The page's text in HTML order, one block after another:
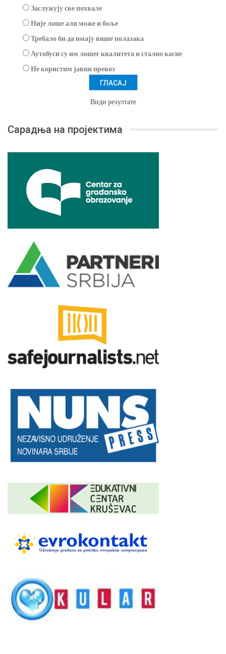
Заслужују све похвале
Није лоше али може и боље
Требало би да имају више полазака
Аутобуси су им лошег квалитета и стално касне
Не користим јавни превоз
Види резултате
Сарадња на пројектима